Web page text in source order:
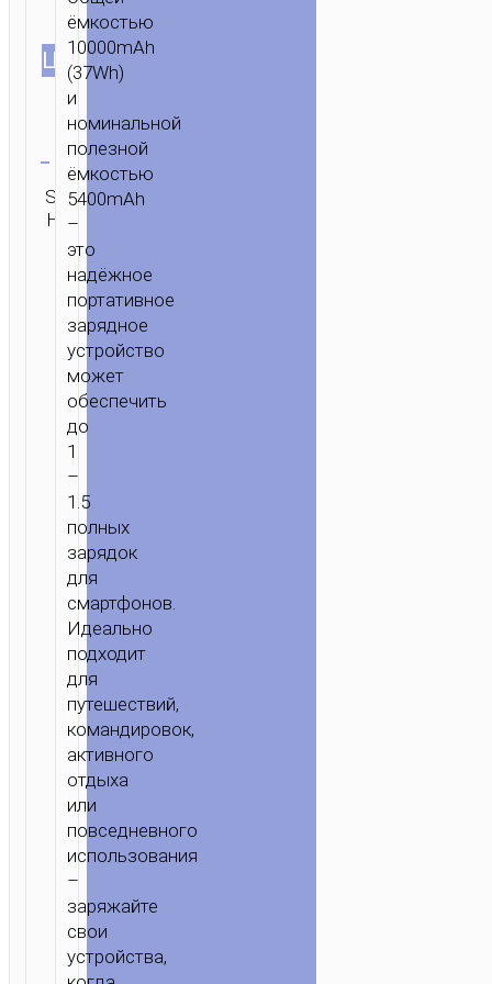
ЦВЕТ
Очистить
SKU:
Н/Д
Категория:
Портативные
ёмкостью
10000mAh
(37Wh)
и
номинальной
полезной
ёмкостью
5400mAh
–
это
надёжное
портативное
зарядное
устройство
может
обеспечить
до
1
–
1.5
полных
зарядок
для
смартфонов.
Идеально
подходит
для
путешествий,
командировок,
активного
отдыха
или
повседневного
использования
–
заряжайте
свои
устройства,